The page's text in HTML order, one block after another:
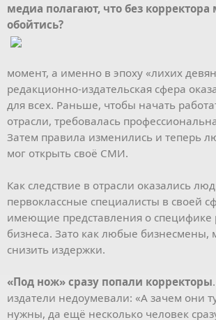
медиа полагают, что без
обойтись?
момент, а именно в эпоху «лихих
редакционно-издательская сфера
для всех. Раньше, чтобы начать
отрасли, требовалась
Затем правила изменились и теперь
мог открыть своё СМИ.
Как следствие в отрасли оказались
первоклассные специалисты в своей
имеющие представления о специфике
бизнеса. Зато как любые
снизить издержки.
«Под нож» сразу попали корректоры
издатели недоумевали: «А зачем они
нужны, да ещё несколько человек